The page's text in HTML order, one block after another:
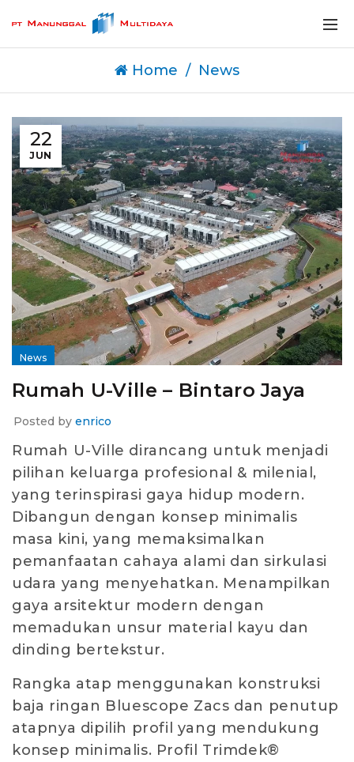
Home News
22
JUN
News
Rumah U-Ville – Bintaro Jaya
Posted by enrico
Rumah U-Ville dirancang untuk menjadi
pilihan keluarga profesional & milenial,
yang terinspirasi gaya hidup modern.
Dibangun dengan konsep minimalis
masa kini, yang memaksimalkan
pemanfaatan cahaya alami dan sirkulasi
udara yang menyehatkan. Menampilkan
gaya arsitektur modern dengan
memadukan unsur material kayu dan
dinding bertekstur.
Rangka atap menggunakan konstruksi
baja ringan Bluescope Zacs dan penutup
atapnya dipilih profil yang mendukung
konsep minimalis. Profil Trimdek®